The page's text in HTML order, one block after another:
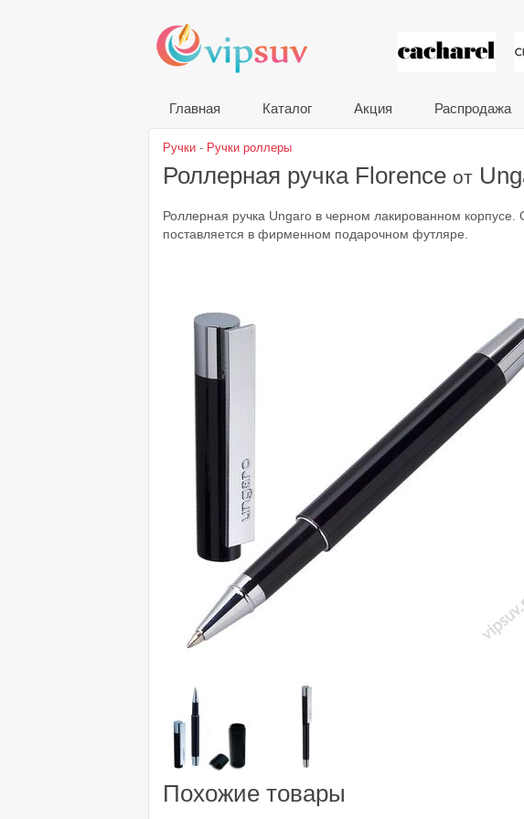
VIP
Главная Каталог Акция Распродажа
Ручки - Ручки роллеры
Роллерная ручка Florence от
Роллерная ручка Ungaro в черном лакированном
поставляется в фирменном подарочном футляре.
Похожие товары